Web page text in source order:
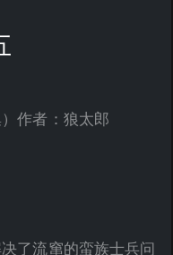
作者：狼太郎
了流窜的蛮族士兵问